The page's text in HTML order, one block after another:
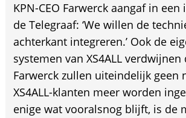
KPN-CEO Farwerck aangaf in
de Telegraaf: ‘We willen de
achterkant integreren.’ Ook de
systemen van XS4ALL verdwijnen
Farwerck zullen uiteindelijk geen
XS4ALL-klanten meer worden
enige wat vooralsnog blijft, is de